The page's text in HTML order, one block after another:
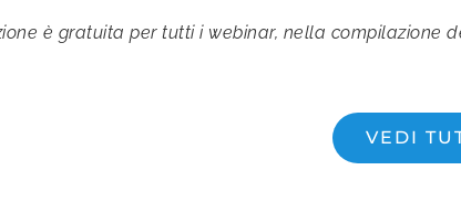
è gratuita per tutti i webinar, nella compilazione
VEDI